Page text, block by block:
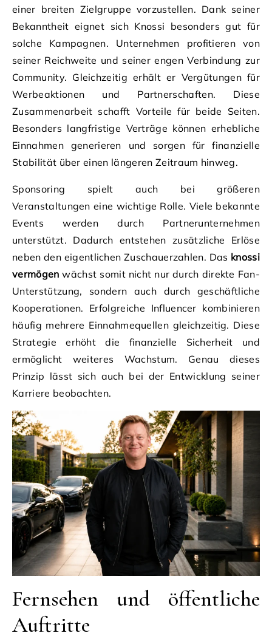
einer breiten Zielgruppe vorzustellen. Dank seiner
Bekanntheit eignet sich Knossi besonders gut für
solche Kampagnen. Unternehmen profitieren von
seiner Reichweite und seiner engen Verbindung zur
Community. Gleichzeitig erhält er Vergütungen für
Werbeaktionen und Partnerschaften. Diese
Zusammenarbeit schafft Vorteile für beide Seiten.
Besonders langfristige Verträge können erhebliche
Einnahmen generieren und sorgen für finanzielle
Stabilität über einen längeren Zeitraum hinweg.
Sponsoring spielt auch bei größeren
Veranstaltungen eine wichtige Rolle. Viele bekannte
Events werden durch Partnerunternehmen
unterstützt. Dadurch entstehen zusätzliche Erlöse
neben den eigentlichen Zuschauerzahlen. Das knossi
vermögen wächst somit nicht nur durch direkte Fan-
Unterstützung, sondern auch durch geschäftliche
Kooperationen. Erfolgreiche Influencer kombinieren
häufig mehrere Einnahmequellen gleichzeitig. Diese
Strategie erhöht die finanzielle Sicherheit und
ermöglicht weiteres Wachstum. Genau dieses
Prinzip lässt sich auch bei der Entwicklung seiner
Karriere beobachten.
Fernsehen und öffentliche
Auftritte